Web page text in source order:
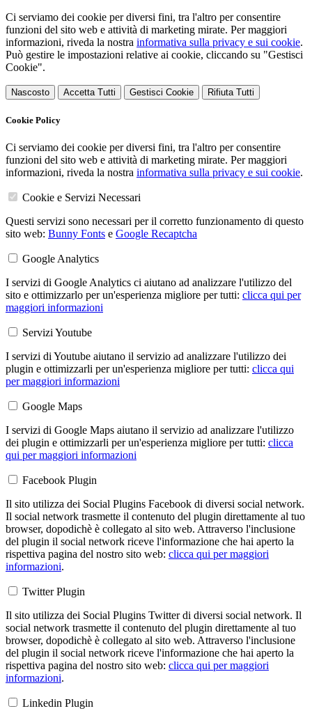
Ci serviamo dei cookie per diversi fini, tra l'altro per consentire
funzioni del sito web e attività di marketing mirate. Per maggiori
informazioni, riveda la nostra informativa sulla privacy e sui cookie.
Può gestire le impostazioni relative ai cookie, cliccando su "Gestisci
Cookie".
Nascosto Accetta Tutti Gestisci Cookie Rifiuta Tutti
Cookie Policy
Ci serviamo dei cookie per diversi fini, tra l'altro per consentire
funzioni del sito web e attività di marketing mirate. Per maggiori
informazioni, riveda la nostra informativa sulla privacy e sui cookie.
Cookie e Servizi Necessari
Questi servizi sono necessari per il corretto funzionamento di questo
sito web: Bunny Fonts e Google Recaptcha
Google Analytics
I servizi di Google Analytics ci aiutano ad analizzare l'utilizzo del
sito e ottimizzarlo per un'esperienza migliore per tutti: clicca qui per
maggiori informazioni
Servizi Youtube
I servizi di Youtube aiutano il servizio ad analizzare l'utilizzo dei
plugin e ottimizzarli per un'esperienza migliore per tutti: clicca qui
per maggiori informazioni
Google Maps
I servizi di Google Maps aiutano il servizio ad analizzare l'utilizzo
dei plugin e ottimizzarli per un'esperienza migliore per tutti: clicca
qui per maggiori informazioni
Facebook Plugin
Il sito utilizza dei Social Plugins Facebook di diversi social network.
Il social network trasmette il contenuto del plugin direttamente al tuo
browser, dopodichè è collegato al sito web. Attraverso l'inclusione
del plugin il social network riceve l'informazione che hai aperto la
rispettiva pagina del nostro sito web: clicca qui per maggiori
informazioni.
Twitter Plugin
Il sito utilizza dei Social Plugins Twitter di diversi social network. Il
social network trasmette il contenuto del plugin direttamente al tuo
browser, dopodichè è collegato al sito web. Attraverso l'inclusione
del plugin il social network riceve l'informazione che hai aperto la
rispettiva pagina del nostro sito web: clicca qui per maggiori
informazioni.
Linkedin Plugin